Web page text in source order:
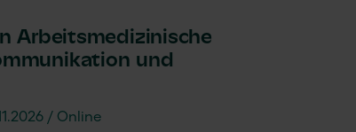
Arbeitsmedizinische
und
Online